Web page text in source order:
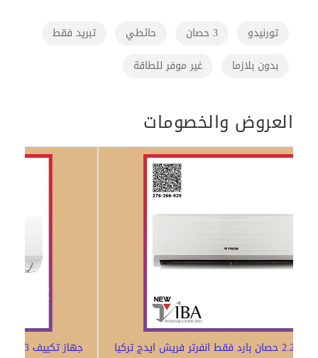
تورنيدو 3 حصان حائطي
تبريد فقط
بدون بلازما
غير موفر للطاقة
العروض والخصومات
جهاز تكييف2.25 حصان بارد فقط انفرتر فريش ايدج تركيا